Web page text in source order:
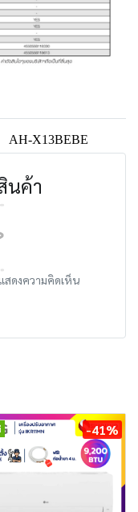
AH-X13BEBE
นค้า
ดงความคิดเห็น
-41%